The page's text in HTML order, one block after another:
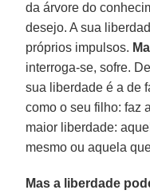
da árvore do
desejo. A sua
próprios impulsos.
interroga-se, sofre.
sua liberdade é a de
como o seu filho: faz
maior liberdade:
mesmo ou aquela
Mas a liberdade